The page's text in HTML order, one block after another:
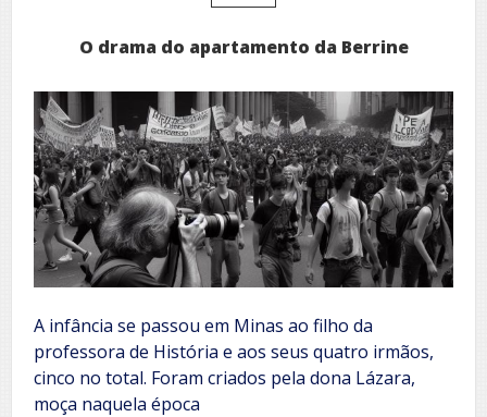
O drama do apartamento da Berrine
A infância se passou em Minas ao filho da
professora de História e aos seus quatro irmãos,
cinco no total. Foram criados pela dona Lázara,
moça naquela época